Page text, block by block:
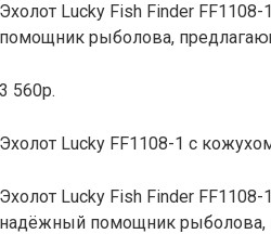
Эхолот Lucky Fish Finder
помощник рыболова,
3 560р.
Эхолот Lucky FF1108-1 с
Эхолот Lucky Fish Finder
надёжный помощник рыболова,